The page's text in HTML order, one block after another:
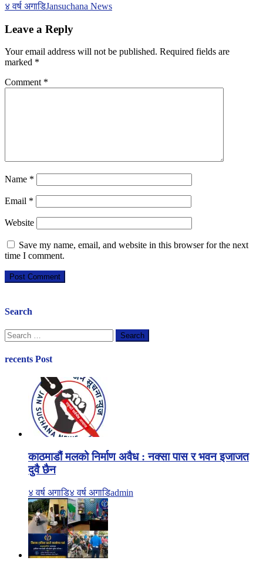
४ वर्ष अगाडिJansuchana News
Leave a Reply
Your email address will not be published. Required fields are
marked *
Comment *
Name *
Email *
Website
Save my name, email, and website in this browser for the next
time I comment.
Search
Search
for:
recents Post
काठमाडौं मलको निर्माण अवैध : नक्सा पास र भवन इजाजत
दुवै छैन
४ वर्ष अगाडि४ वर्ष अगाडिadmin